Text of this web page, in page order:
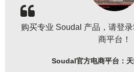
购买专业 Soudal 产品，请登
商平台！
Soudal官方电商平台：